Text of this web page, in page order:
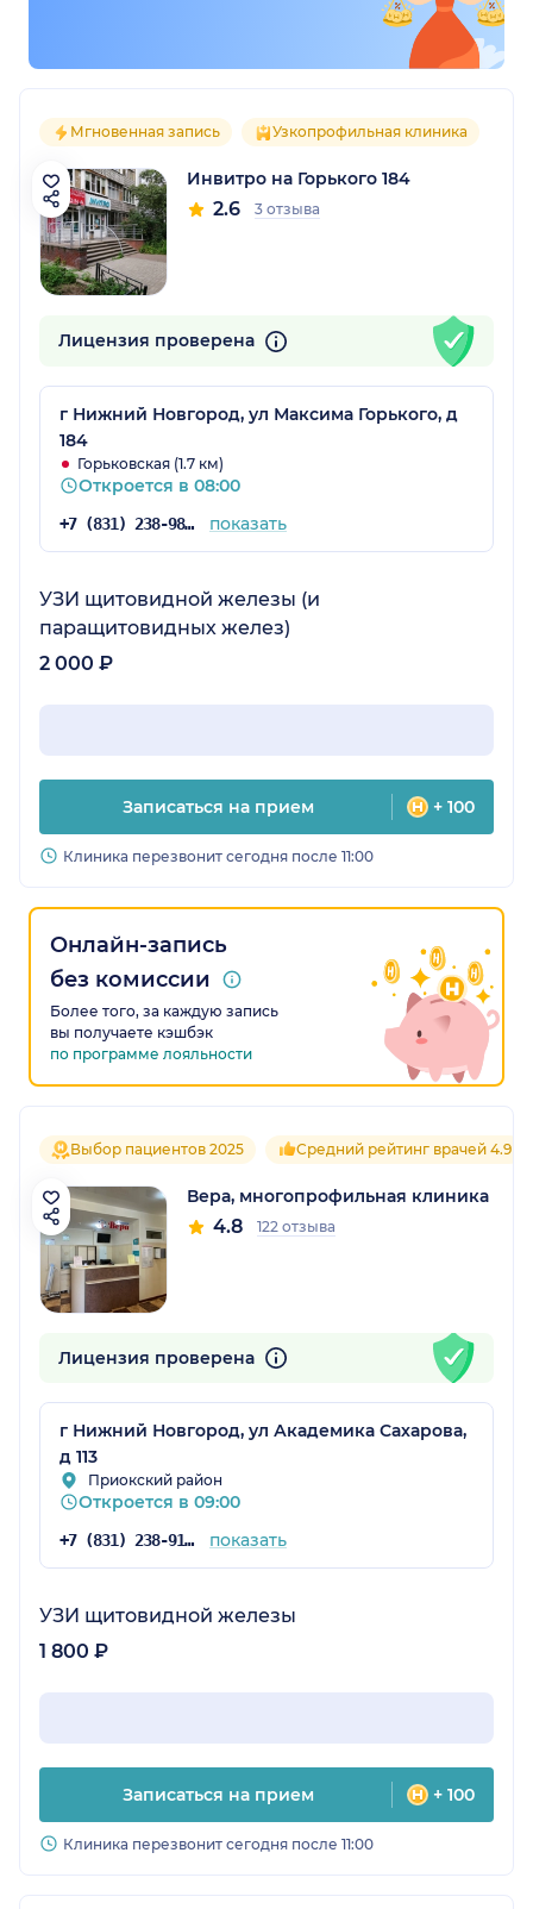
Мгновенная запись Узкопрофильная клиника
Инвитро на Горького 184
2.6 3 отзыва
Лицензия проверена
г Нижний Новгород, ул Максима Горького, д
184
Горьковская (1.7 км)
Откроется в 08:00
+7 (831) 238-98-54 показать
УЗИ щитовидной железы (и
паращитовидных желез)
2 000 ₽
Записаться на прием + 100
Клиника перезвонит сегодня после 11:00
Онлайн-запись
без комиссии
Более того, за каждую запись
вы получаете кэшбэк
по программе лояльности
Выбор пациентов 2025 Средний рейтинг врачей 4.9
Вера, многопрофильная клиника
4.8 122 отзыва
Лицензия проверена
г Нижний Новгород, ул Академика Сахарова,
д 113
Приокский район
Откроется в 09:00
+7 (831) 238-91-02 показать
УЗИ щитовидной железы
1 800 ₽
Записаться на прием + 100
Клиника перезвонит сегодня после 11:00